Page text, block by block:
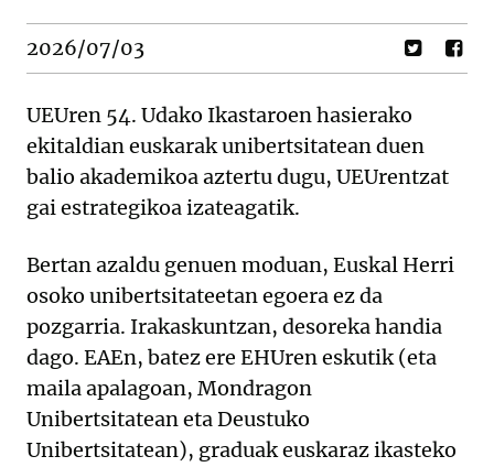
2026/07/03
UEUren 54. Udako Ikastaroen hasierako
ekitaldian euskarak unibertsitatean duen
balio akademikoa aztertu dugu, UEUrentzat
gai estrategikoa izateagatik.
Bertan azaldu genuen moduan, Euskal Herri
osoko unibertsitateetan egoera ez da
pozgarria. Irakaskuntzan, desoreka handia
dago. EAEn, batez ere EHUren eskutik (eta
maila apalagoan, Mondragon
Unibertsitatean eta Deustuko
Unibertsitatean), graduak euskaraz ikasteko